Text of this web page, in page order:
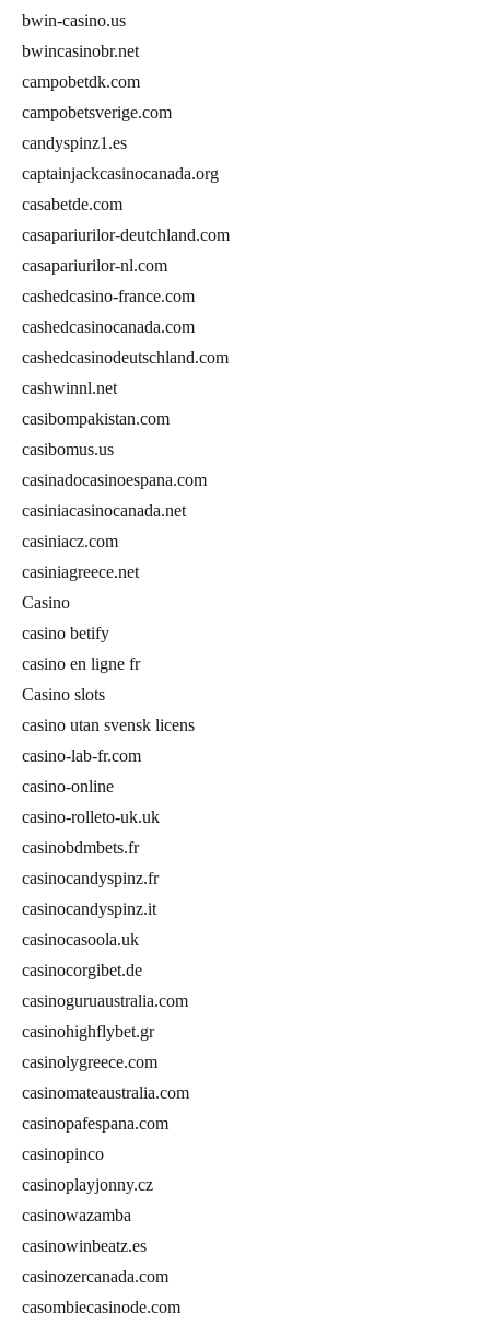
bwin-casino.us
bwincasinobr.net
campobetdk.com
campobetsverige.com
candyspinz1.es
captainjackcasinocanada.org
casabetde.com
casapariurilor-deutchland.com
casapariurilor-nl.com
cashedcasino-france.com
cashedcasinocanada.com
cashedcasinodeutschland.com
cashwinnl.net
casibompakistan.com
casibomus.us
casinadocasinoespana.com
casiniacasinocanada.net
casiniacz.com
casiniagreece.net
Casino
casino betify
casino en ligne fr
Casino slots
casino utan svensk licens
casino-lab-fr.com
casino-online
casino-rolleto-uk.uk
casinobdmbets.fr
casinocandyspinz.fr
casinocandyspinz.it
casinocasoola.uk
casinocorgibet.de
casinoguruaustralia.com
casinohighflybet.gr
casinolygreece.com
casinomateaustralia.com
casinopafespana.com
casinopinco
casinoplayjonny.cz
casinowazamba
casinowinbeatz.es
casinozercanada.com
casombiecasinode.com